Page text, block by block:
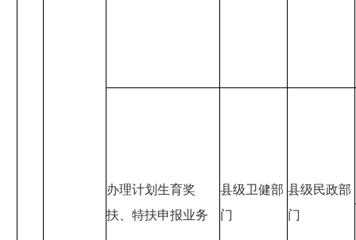
办理计划生育奖
扶、特扶申报业务
县级卫健部
门
县级民政部
门